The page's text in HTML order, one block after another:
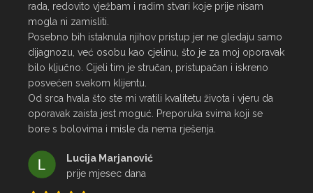
rada, redovito vježbam i radim stvari koje prije nisam
mogla ni zamisliti.
Posebno bih istaknula njihov pristup jer ne gledaju samo
dijagnozu, već osobu kao cjelinu, što je za moj oporavak
bilo ključno. Cijeli tim je stručan, pristupačan i iskreno
posvećen svakom klijentu.
Od srca hvala što ste mi vratili kvalitetu života i vjeru da
oporavak zaista jest moguć. Preporuka svima koji se
bore s bolovima i misle da nema rješenja.
Lucija Marjanović
prije mjesec dana